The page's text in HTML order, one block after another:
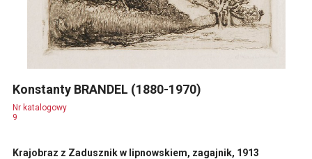
Konstanty BRANDEL (1880-1970)
Nr katalogowy
9
Krajobraz z Zadusznik w lipnowskiem, zagajnik, 1913